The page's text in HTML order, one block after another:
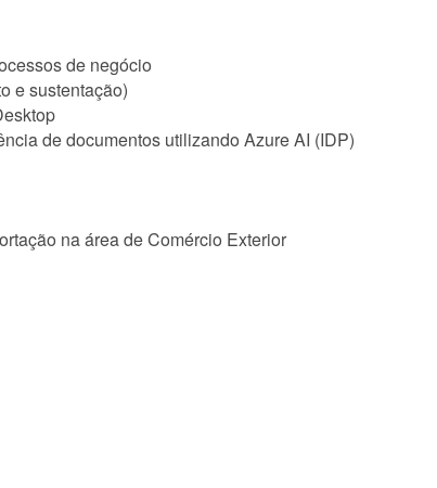
de negócio
e sustentação)
de documentos utilizando Azure AI (IDP)
na área de Comércio Exterior